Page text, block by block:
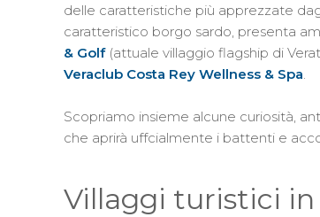
delle caratteristiche più apprezzate
caratteristico borgo sardo, presenta
& Golf(attuale villaggio flagship di
Veraclub Costa Rey Wellness & Spa.
Scopriamo insieme alcune curiosità,
che aprirà uffcialmente i battenti e
Villaggi turistici in